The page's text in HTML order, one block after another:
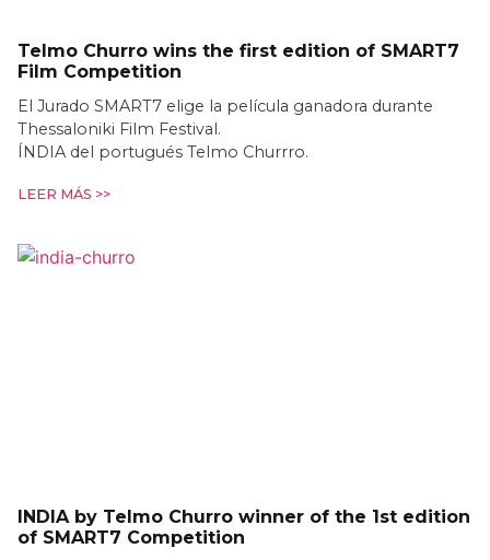
Telmo Churro wins the first edition of SMART7
Film Competition
El Jurado SMART7 elige la película ganadora durante
Thessaloniki Film Festival.
ÍNDIA del portugués Telmo Churrro.
LEER MÁS >>
INDIA by Telmo Churro winner of the 1st edition
of SMART7 Competition